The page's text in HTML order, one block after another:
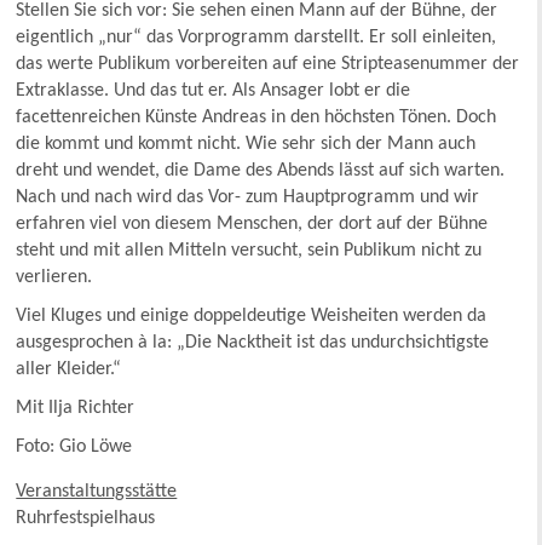
Stellen Sie sich vor: Sie sehen einen Mann auf der Bühne, der
eigentlich „nur“ das Vorprogramm darstellt. Er soll einleiten,
das werte Publikum vorbereiten auf eine Stripteasenummer der
Extraklasse. Und das tut er. Als Ansager lobt er die
facettenreichen Künste Andreas in den höchsten Tönen. Doch
die kommt und kommt nicht. Wie sehr sich der Mann auch
dreht und wendet, die Dame des Abends lässt auf sich warten.
Nach und nach wird das Vor- zum Hauptprogramm und wir
erfahren viel von diesem Menschen, der dort auf der Bühne
steht und mit allen Mitteln versucht, sein Publikum nicht zu
verlieren.
Viel Kluges und einige doppeldeutige Weisheiten werden da
ausgesprochen à la: „Die Nacktheit ist das undurchsichtigste
aller Kleider.“
Mit Ilja Richter
Foto: Gio Löwe
Veranstaltungsstätte
Ruhrfestspielhaus